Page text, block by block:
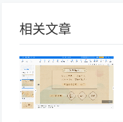
相关文章